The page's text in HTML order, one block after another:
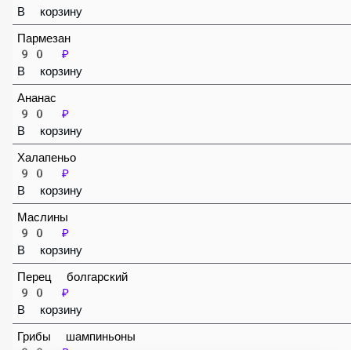
Пепперони
90 ₽
В корзину
Пармезан
90 ₽
В корзину
90 ₽
В корзину
Халапеньо
90 ₽
В корзину
Маслины
90 ₽
В корзину